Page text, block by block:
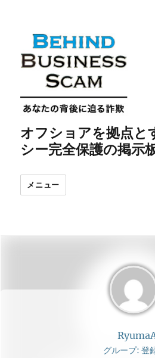
オフショアを拠点と
シー完全保護の掲示
メニュー
グループ: 登